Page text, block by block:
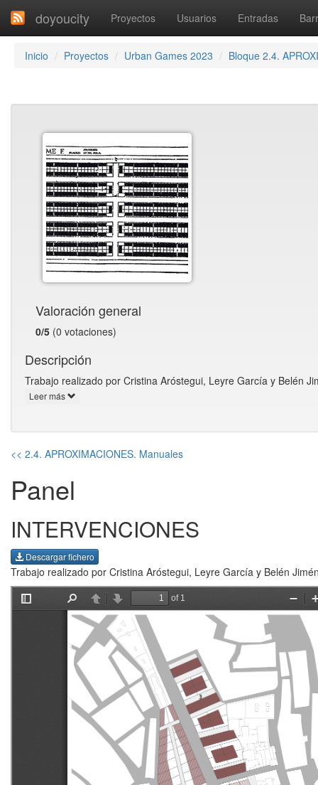
doyoucity Proyectos Usuarios Entradas
Inicio Proyectos Urban Games 2023 Bloque 2.4.
Valoración general
0/5 (0 votaciones)
Descripción
Trabajo realizado por Cristina Aróstegui, Leyre García y Belén
Leer más
<< 2.4. APROXIMACIONES. Manuales
Panel
INTERVENCIONES
Descargar fichero
Trabajo realizado por Cristina Aróstegui, Leyre García y Belén